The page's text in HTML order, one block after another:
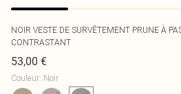
NOIR VESTE DE SURVÊTEMENT PRUNE À
CONTRASTANT
53,00 €
Couleur: Noir